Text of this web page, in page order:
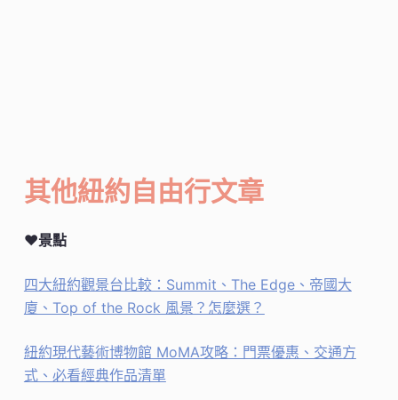
其他紐約自由行文章
♥景點
四大紐約觀景台比較：Summit、The Edge、帝國大
廈、Top of the Rock 風景？怎麼選？
紐約現代藝術博物館 MoMA攻略：門票優惠、交通方
式、必看經典作品清單